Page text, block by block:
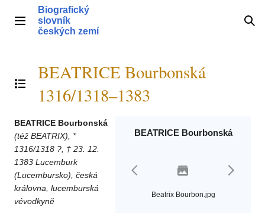
obsahHlavní menu
Biografický
slovník
českých zemí
Přepnout obsah
BEATRICE Bourbonská
1316/1318–1383
BEATRICE Bourbonská
Beatrix Bourbon.jpg
BEATRICE Bourbonská
(též BEATRIX), *
1316/1318 ?, † 23. 12.
1383 Lucemburk
(Lucembursko), česká
královna, lucemburská
vévodkyně